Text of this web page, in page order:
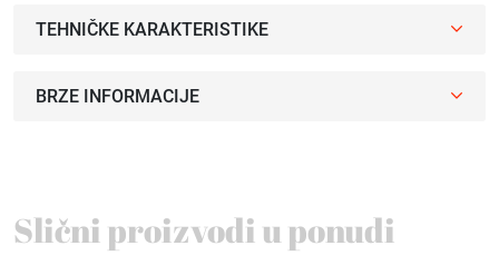
TEHNIČKE KARAKTERISTIKE
BRZE INFORMACIJE
Slični proizvodi u ponudi